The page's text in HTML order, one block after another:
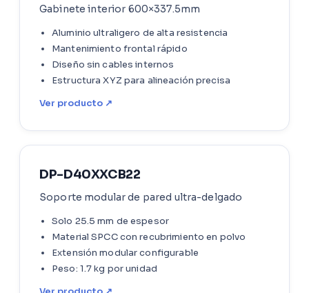
Gabinete interior 600×337.5mm
Aluminio ultraligero de alta resistencia
Mantenimiento frontal rápido
Diseño sin cables internos
Estructura XYZ para alineación precisa
Ver producto ↗
DP-D40XXCB22
Soporte modular de pared ultra-delgado
Solo 25.5 mm de espesor
Material SPCC con recubrimiento en polvo
Extensión modular configurable
Peso: 1.7 kg por unidad